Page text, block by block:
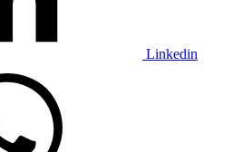
Linkedin